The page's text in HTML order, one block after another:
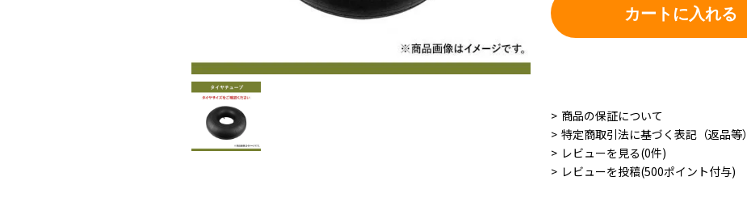
カートに入れる
商品の保証について
特定商取引法に基づく表記（返品等）
レビューを見る(0件)
レビューを投稿(500ポイント付与)